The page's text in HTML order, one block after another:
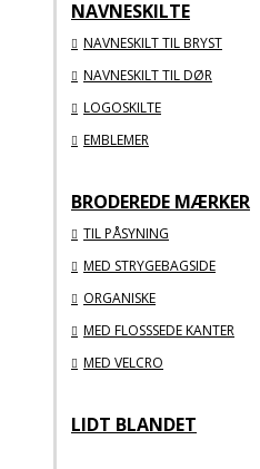
NAVNESKILTE
NAVNESKILT TIL BRYST
NAVNESKILT TIL DØR
LOGOSKILTE
EMBLEMER
BRODEREDE MÆRKER
TIL PÅSYNING
MED STRYGEBAGSIDE
ORGANISKE
MED FLOSSSEDE KANTER
MED VELCRO
LIDT BLANDET